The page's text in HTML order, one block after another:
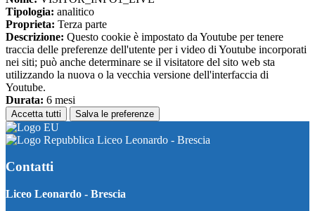
Tipologia: analitico
Proprieta: Terza parte
Descrizione: Questo cookie è impostato da Youtube per tenere
traccia delle preferenze dell'utente per i video di Youtube incorporati
nei siti; può anche determinare se il visitatore del sito web sta
utilizzando la nuova o la vecchia versione dell'interfaccia di
Youtube.
Durata: 6 mesi
Accetta tutti Salva le preferenze
Liceo Leonardo - Brescia
Contatti
Liceo Leonardo - Brescia